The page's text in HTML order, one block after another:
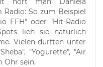
So zum Beispiel
FFH" oder "Hit-Radio
lieh sie natürlich
Vielen dürften unter
"Yogurette", "Air
Ohr sein.